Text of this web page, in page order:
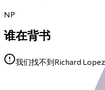
NP
谁在背书
我们找不到Richard